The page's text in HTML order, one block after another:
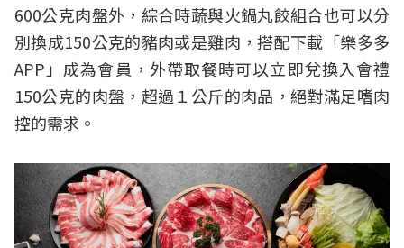
600公克肉盤外，綜合時蔬與火鍋丸餃組合也可以分
別換成150公克的豬肉或是雞肉，搭配下載「樂多多
APP」成為會員，外帶取餐時可以立即兌換入會禮
150公克的肉盤，超過１公斤的肉品，絕對滿足嗜肉
控的需求。